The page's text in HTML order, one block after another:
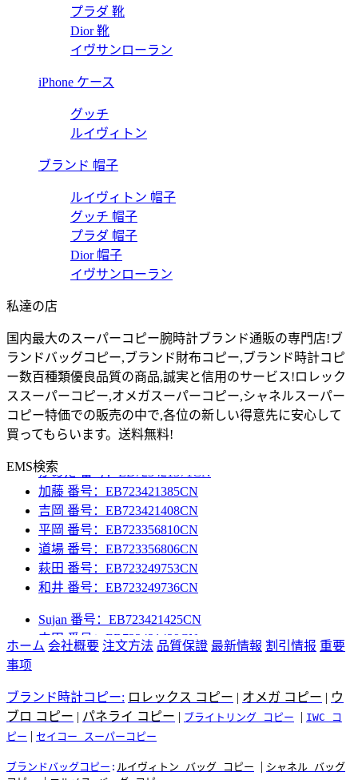
プラダ 靴
Dior 靴
イヴサンローラン
iPhone ケース
グッチ
ルイヴィトン
ブランド 帽子
ルイヴィトン 帽子
グッチ 帽子
プラダ 帽子
Dior 帽子
イヴサンローラン
私達の店
国内最大のスーパーコピー腕時計ブランド通販の専門店!ブ
ランドバッグコピー,ブランド財布コピー,ブランド時計コピ
ー数百種類優良品質の商品,誠実と信用のサービス!ロレック
ススーパーコピー,オメガスーパーコピー,シャネルスーパー
コピー特価での販売の中で,各位の新しい得意先に安心して
買ってもらいます。送料無料!
EMS検索
Sujan 番号：EB723421425CN
中田 番号：EB723421439CN
小出 番号：EB723421368CN
かめだ 番号：EB723421371CN
加藤 番号：EB723421385CN
吉岡 番号：EB723421408CN
平岡 番号：EB723356810CN
道場 番号：EB723356806CN
萩田 番号：EB723249753CN
和井 番号：EB723249736CN
Sujan 番号：EB723421425CN
中田 番号：EB723421439CN
小出 番号：EB723421368CN
加藤 番号：EB723421385CN
吉岡 番号：EB723421408CN
平岡 番号：EB723356810CN
道場 番号：EB723356806CN
萩田 番号：EB723249753CN
ホーム 会社概要 注文方法 品質保證 最新情報 割引情报 重要
事项
ブランド時計コピー: ロレックス コピー | オメガ コピー | ウ
ブロ コピー | パネライ コピー | ブライトリング コピー | IWC コ
ピー | セイコー スーパーコピー
ブランドバッグコピー : ルイヴィトン バッグ コピー | シャネル バッグ